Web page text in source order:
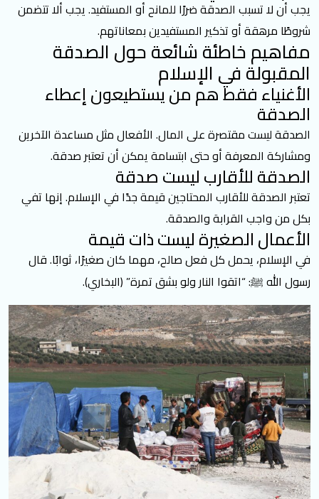
يجب أن لا تسبب الصدقة ضررًا للمانح أو المستفيد. يجب ألا تتضمن
شروطًا مرهقة أو تذكير المستفيدين بمعاناتهم.
مفاهيم خاطئة شائعة حول الصدقة
المقبولة في الإسلام
الأغنياء فقط هم من يستطيعون إعطاء
الصدقة
الصدقة ليست مقتصرة على المال. الأفعال مثل مساعدة الآخرين
ومشاركة المعرفة أو حتى ابتسامة يمكن أن تعتبر صدقة.
الصدقة للأقارب ليست صدقة
تعتبر الصدقة للأقارب المحتاجين قيمة جدًا في الإسلام. إنها تفي
بكل من واجب القرابة والصدقة.
الأعمال الصغيرة ليست ذات قيمة
في الإسلام، يحمل كل فعل صالح، مهما كان صغيرًا، ثوابًا. قال
رسول الله ﷺ: “اتقوا النار ولو بشق تمرة” (البخاري).